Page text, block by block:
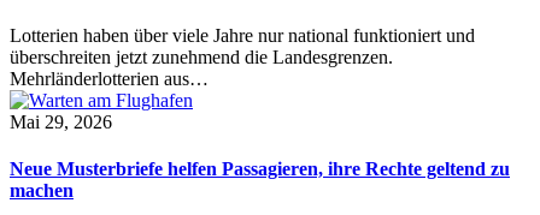
Lotterien haben über viele Jahre nur national funktioniert und
überschreiten jetzt zunehmend die Landesgrenzen.
Mehrländerlotterien aus…
Mai 29, 2026
Neue Musterbriefe helfen Passagieren, ihre Rechte geltend zu
machen